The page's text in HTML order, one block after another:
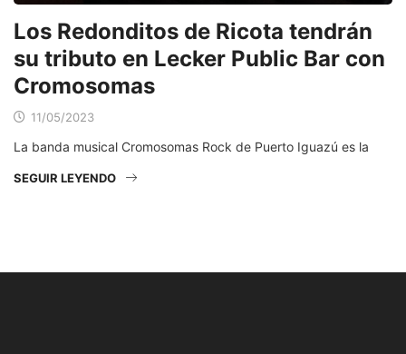
Los Redonditos de Ricota tendrán
su tributo en Lecker Public Bar con
Cromosomas
11/05/2023
La banda musical Cromosomas Rock de Puerto Iguazú es la
SEGUIR LEYENDO